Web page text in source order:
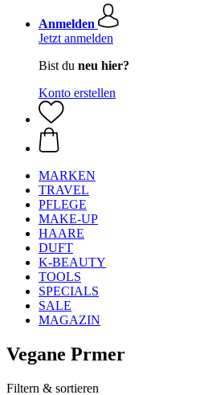
Anmelden
Jetzt anmelden
Bist du neu hier?
Konto erstellen
MARKEN
TRAVEL
PFLEGE
MAKE-UP
HAARE
DUFT
K-BEAUTY
TOOLS
SPECIALS
SALE
MAGAZIN
Vegane Prmer
Filtern & sortieren